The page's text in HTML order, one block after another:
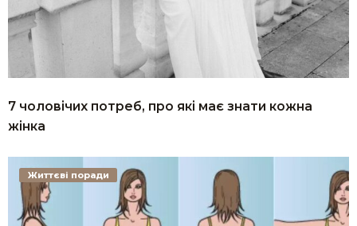
7 чоловічих потреб, про які має знати кожна
жінка
Життєві поради